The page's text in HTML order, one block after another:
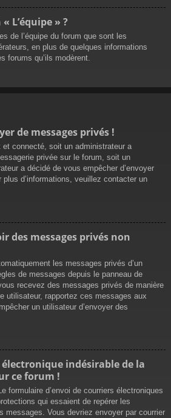
L’équipe » ?
de l’équipe du forum que sont les
en plus de quelques informations
forums qu’ils modèrent.
de messages privés !
et connecté, soit un administrateur a
privée sur le forum, soit un
a décidé de vous empêcher d’envoyer
d’informations, veuillez contacter un
des messages privés non
les messages privés d’un
de messages depuis le panneau de
recevez des messages privés de manière
utilisateur, rapportez ces messages aux
un utilisateur d’envoyer des
électronique indésirable de la
ce forum !
formulaire d’envoi de courriers électroniques
qui essaient de repérer les
messages. Vous devriez envoyer par courrier